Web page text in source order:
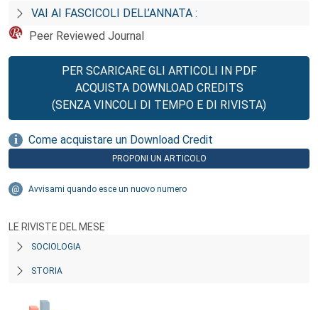
VAI AI FASCICOLI DELL’ANNATA :
Peer Reviewed Journal
PER SCARICARE GLI ARTICOLI IN PDF
ACQUISTA DOWNLOAD CREDITS
(SENZA VINCOLI DI TEMPO E DI RIVISTA)
Come acquistare un Download Credit
PROPONI UN ARTICOLO
Avvisami quando esce un nuovo numero
LE RIVISTE DEL MESE
SOCIOLOGIA
STORIA